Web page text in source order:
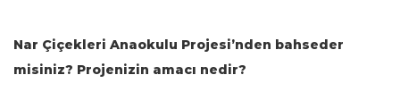
Nar Çiçekleri Anaokulu Projesi’nden bahseder
misiniz? Projenizin amacı nedir?